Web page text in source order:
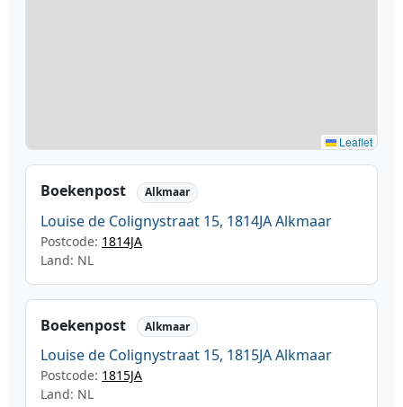
Leaflet
Boekenpost Alkmaar
Louise de Colignystraat 15, 1814JA Alkmaar
Postcode: 1814JA
Land: NL
Boekenpost Alkmaar
Louise de Colignystraat 15, 1815JA Alkmaar
Postcode: 1815JA
Land: NL